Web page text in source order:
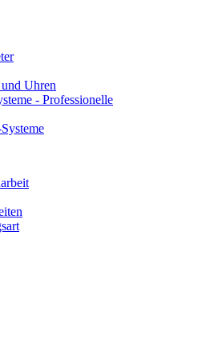
Uhren
- Professionelle